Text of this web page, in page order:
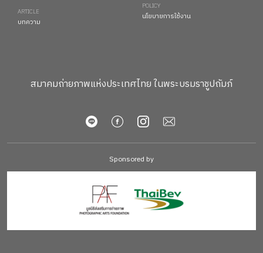
ARTICLE
บทความ
POLICY
นโยบายการใช้งาน
สมาคมถ่ายภาพแห่งประเทศไทย ในพระบรมราชูปถัมภ์
Sponsored by